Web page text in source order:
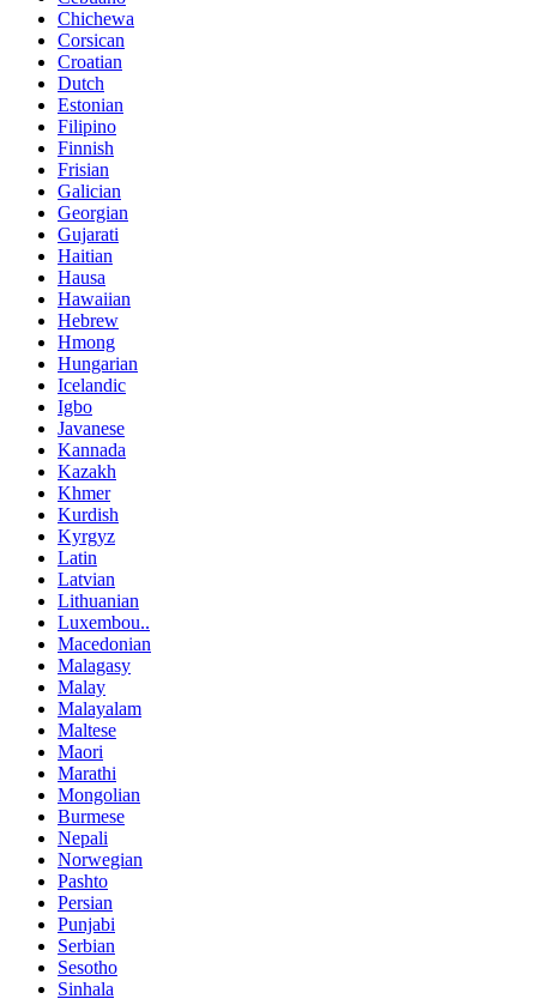
Chichewa
Corsican
Croatian
Dutch
Estonian
Filipino
Finnish
Frisian
Galician
Georgian
Gujarati
Haitian
Hausa
Hawaiian
Hebrew
Hmong
Hungarian
Icelandic
Igbo
Javanese
Kannada
Kazakh
Khmer
Kurdish
Kyrgyz
Latin
Latvian
Lithuanian
Luxembou..
Macedonian
Malagasy
Malay
Malayalam
Maltese
Maori
Marathi
Mongolian
Burmese
Nepali
Norwegian
Pashto
Persian
Punjabi
Serbian
Sesotho
Sinhala